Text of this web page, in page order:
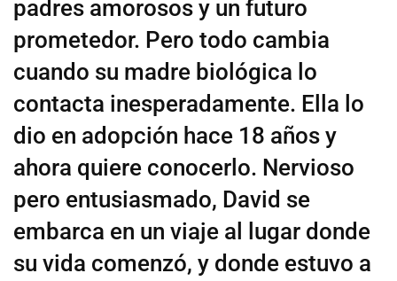
padres amorosos y un futuro
prometedor. Pero todo cambia
cuando su madre biológica lo
contacta inesperadamente. Ella lo
dio en adopción hace 18 años y
ahora quiere conocerlo. Nervioso
pero entusiasmado, David se
embarca en un viaje al lugar donde
su vida comenzó, y donde estuvo a